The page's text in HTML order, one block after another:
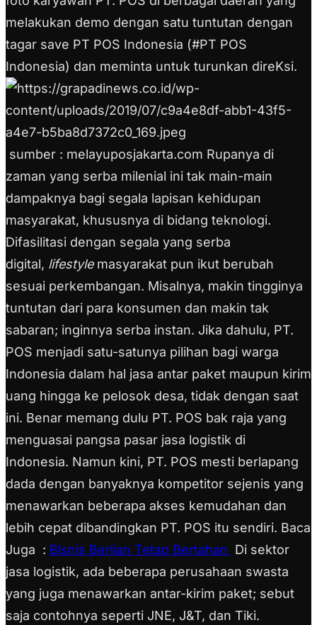
melakukan demo dengan satu tuntutan dengan
tagar save PT POS Indonesia (#PT POS
Indonesia) dan meminta untuk turunkan direKsi.
sumber : melayuposjakarta.com Rupanya di
zaman yang serba milenial ini tak main-main
dampaknya bagi segala lapisan kehidupan
masyarakat, khususnya di bidang teknologi.
Difasilitasi dengan segala yang serba
digital, lifestyle masyarakat pun ikut berubah
sesuai perkembangan. Misalnya, makin tingginya
tuntutan dari para konsumen dan makin tak
sabaran; inginnya serba instan. Jika dahulu, PT.
POS menjadi satu-satunya pilihan bagi warga
Indonesia dalam hal jasa antar paket maupun kirim
uang hingga ke pelosok desa, tidak dengan saat
ini. Benar memang dulu PT. POS bak raja yang
menguasai pangsa pasar jasa logistik di
Indonesia. Namun kini, PT. POS mesti berlapang
dada dengan banyaknya kompetitor sejenis yang
menawarkan beberapa akses kemudahan dan
lebih cepat dibandingkan PT. POS itu sendiri. Baca
Juga : Bisnis Berlian Tetap Bertahan Di sektor
jasa logistik, ada beberapa perusahaan swasta
yang juga menawarkan antar-kirim paket; sebut
saja contohnya seperti JNE, J&T, dan Tiki.